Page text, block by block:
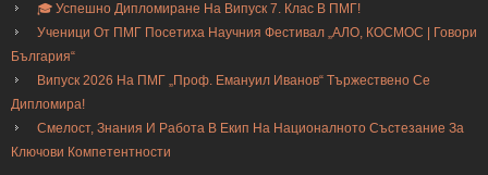
🎓 Успешно Дипломиране На Випуск 7. Клас В ПМГ!
Ученици От ПМГ Посетиха Научния Фестивал „АЛО, КОСМОС | Говори
България“
Випуск 2026 На ПМГ „Проф. Емануил Иванов“ Тържествено Се
Дипломира!
Смелост, Знания И Работа В Екип На Националното Състезание За
Ключови Компетентности